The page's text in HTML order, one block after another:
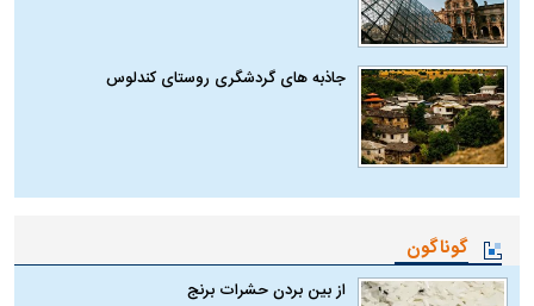
جاذبه های گردشگری روستای کندلوس
گوناگون
از بین بردن حشرات برنج